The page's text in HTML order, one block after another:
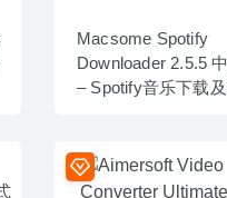
Macsome Spotify
Downloader 2.5.5
– Spotify音乐下载